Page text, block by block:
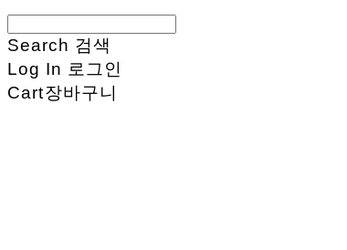
Search 검색
Log In 로그인
Cart장바구니